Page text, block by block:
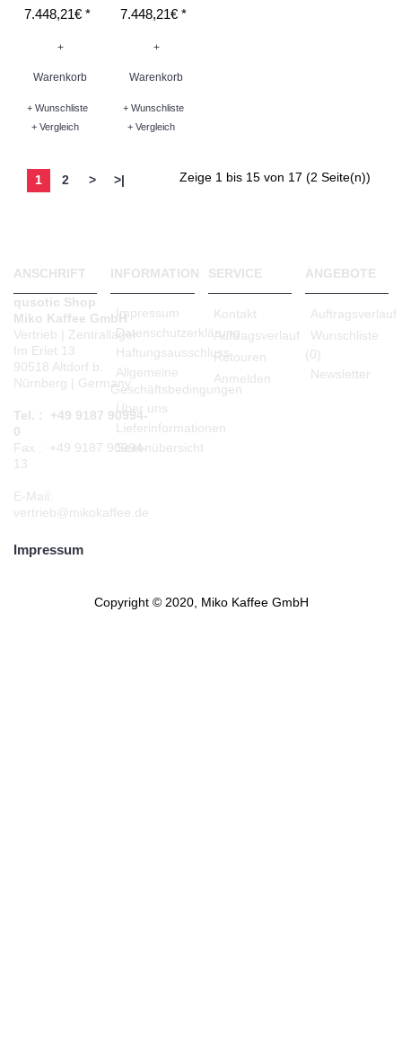
7.448,21€ *
+
Warenkorb
+ Wunschliste
+ Vergleich
7.448,21€ *
+
Warenkorb
+ Wunschliste
+ Vergleich
1 2 > >| Zeige 1 bis 15 von 17 (2 Seite(n))
ANSCHRIFT
qusotic Shop
Miko Kaffee GmbH
Vertrieb | Zentrallager
Im Erlet 13
90518 Altdorf b.
Nürnberg | Germany
Tel. : +49 9187 90994-
0
Fax : +49 9187 90994-
13
E-Mail:
vertrieb@mikokaffee.de
INFORMATION
Impressum
Datenschutzerklärung
Haftungsausschluss
Allgemeine
Geschäftsbedingungen
Über uns
Lieferinformationen
Seitenübersicht
SERVICE
Kontakt
Auftragsverlauf
Retouren
Anmelden
ANGEBOTE
Auftragsverlauf
Wunschliste
(0)
Newsletter
Impressum
Copyright © 2020, Miko Kaffee GmbH